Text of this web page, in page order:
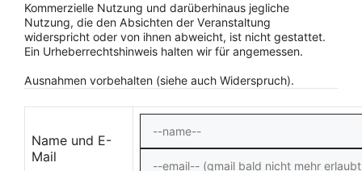
Kommerzielle Nutzung und darüberhinaus jegliche
Nutzung, die den Absichten der Veranstaltung
widerspricht oder von ihnen abweicht, ist nicht gestattet.
Ein Urheberrechtshinweis halten wir für angemessen.
Ausnahmen vorbehalten (siehe auch Widerspruch).
Name und E-
Mail